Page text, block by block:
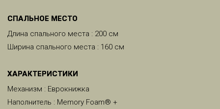
CПАЛЬНОЕ МЕСТО
Длина спального места : 200 см
Ширина спального места : 160 см
ХАРАКТЕРИСТИКИ
Механизм : Еврокнижка
Наполнитель : Memory Foam® +